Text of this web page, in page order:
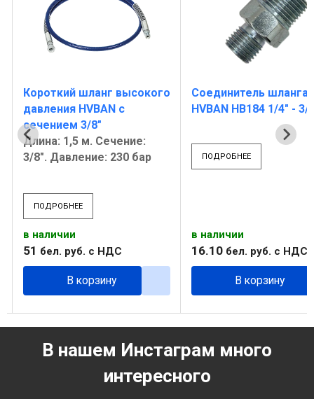
Короткий шланг высокого
давления HVBAN с
сечением 3/8"
Длина: 1,5 м. Сечение:
3/8". Давление: 230 бар
ПОДРОБНЕЕ
в наличии
51 бел. руб. с НДС
В корзину
Соединитель шланга
HVBAN НВ184 1/4" - 3/
ПОДРОБНЕЕ
в наличии
16.10 бел. руб. с НДС
В корзину
В нашем Инстаграм много
интересного